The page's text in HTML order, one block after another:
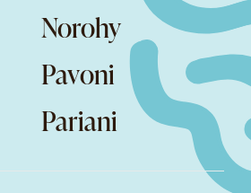
Norohy
Pavoni
Pariani